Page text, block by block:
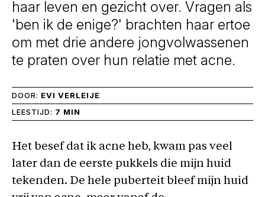
haar leven en gezicht over. Vragen als
'ben ik de enige?' brachten haar ertoe
om met drie andere jongvolwassenen
te praten over hun relatie met acne.
DOOR: EVI VERLEIJE
LEESTIJD: 7 MIN
Het besef dat ik acne heb, kwam pas veel
later dan de eerste pukkels die mijn huid
tekenden. De hele puberteit bleef mijn huid